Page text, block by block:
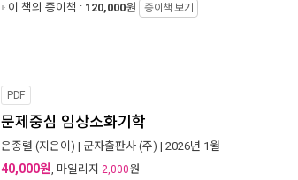
이 책의 종이책 : 120,000원 종이책 보기
PDF
문제중심 임상소화기학
은종렬 (지은이) | 군자출판사 (주) | 2026년 1월
40,000원, 마일리지 2,000원